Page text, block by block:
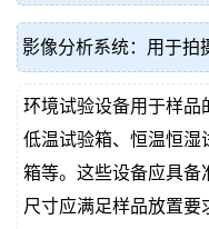
影像分析系统：用于拍
环境试验设备用于样品
低温试验箱、恒温恒湿
箱等。这些设备应具备
尺寸应满足样品放置要